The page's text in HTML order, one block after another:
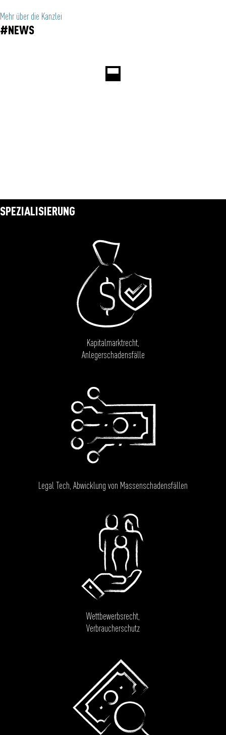
Mehr über die Kanzlei
#NEWS
SPEZIALISIERUNG
Kapitalmarktrecht,
Anlegerschadensfälle
Legal Tech, Abwicklung von Massenschadensfällen
Wettbewerbsrecht,
Verbraucherschutz